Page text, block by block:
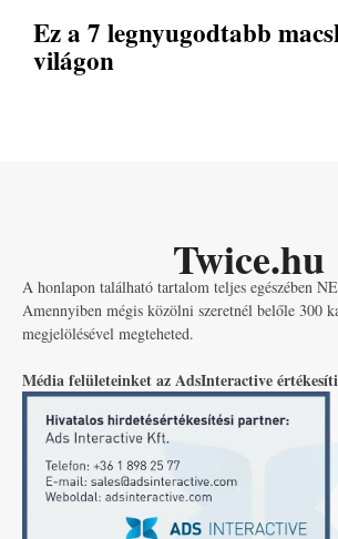
Ez a 7 legnyugodtabb
világon
Twice.hu
A honlapon található tartalom teljes egészében
Amennyiben mégis közölni szeretnél belőle 300
megjelölésével megteheted.
Média felületeinket az AdsInteractive